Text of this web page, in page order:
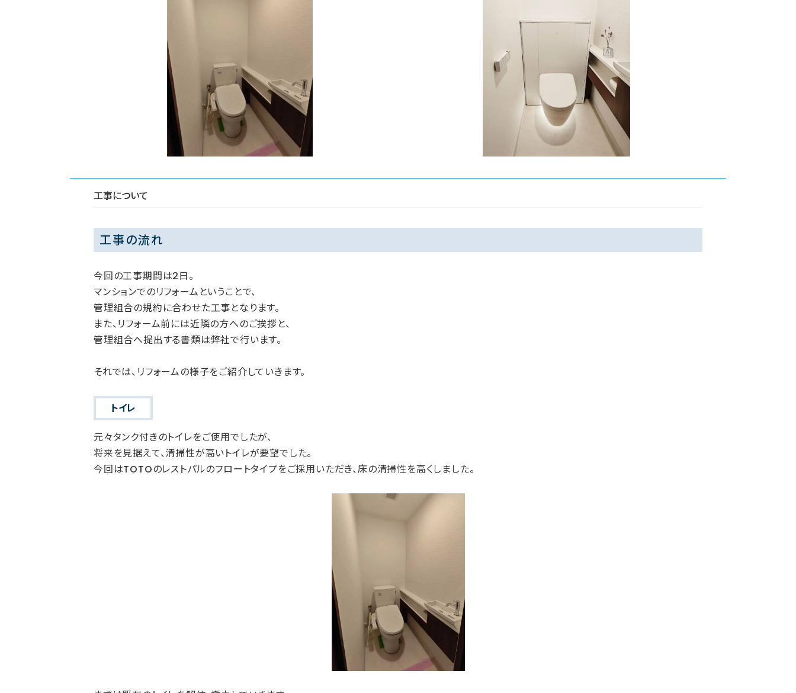
工事について
工事の流れ
今回の工事期間は2日。
マンションでのリフォームということで、
管理組合の規約に合わせた工事となります。
また、リフォーム前には近隣の方へのご挨拶と、
管理組合へ提出する書類は弊社で行います。
それでは、リフォームの様子をご紹介していきます。
トイレ
元々タンク付きのトイレをご使用でしたが、
将来を見据えて、清掃性が高いトイレが要望でした。
今回はTOTOのレストパルのフロートタイプをご採用いただき、床の清掃性を高くしました。